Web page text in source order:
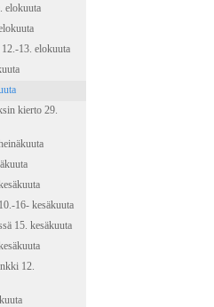
elokuuta
13. elokuuta
kierto 29.
16- kesäkuuta
15. kesäkuuta
12.